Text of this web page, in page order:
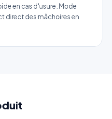
en cas d'usure. Mode
direct des mâchoires en